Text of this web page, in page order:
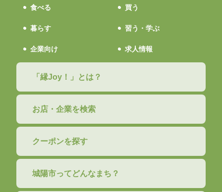
食べる 買う
暮らす 習う・学ぶ
企業向け 求人情報
「縁Joy！」とは？
お店・企業を検索
クーポンを探す
城陽市ってどんなまち？